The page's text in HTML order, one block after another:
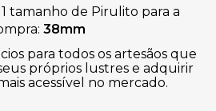
tamanho de Pirulito para a
38mm
para todos os artesãos que
próprios lustres e adquirir
acessível no mercado.